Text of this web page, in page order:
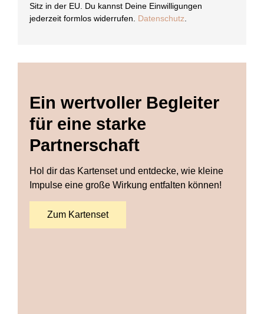
Sitz in der EU. Du kannst Deine Einwilligungen
jederzeit formlos widerrufen. Datenschutz
Ein wertvoller Begleiter
für eine starke
Partnerschaft
Hol dir das Kartenset und entdecke, wie kleine
Impulse eine große Wirkung entfalten können!
Zum Kartenset